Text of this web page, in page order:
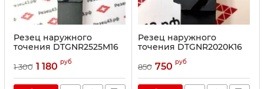
Резец наружного
точения DTGNR2525M16
1 300 1 180 руб
Резец наружного
точения DTGNR2020K16
850 750 руб